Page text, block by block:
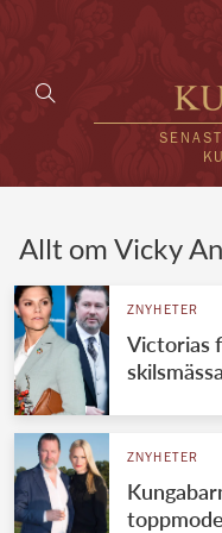
Allt om Vicky
ZNYHETER
Victorias
ZNYHETER